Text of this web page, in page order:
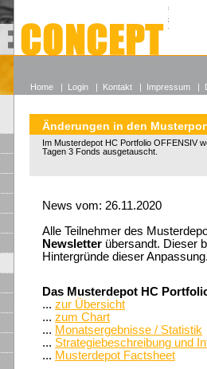
Alle
Wieso
Änderungen in den
Im Musterdepot HC Portfolio OFFENSIV
Tagen 3 Fonds ausgetauscht.
News vom: 26.11.2020
Alle Teilnehmer des
Newsletter übersandt. Dieser
Hintergründe dieser
Das Musterdepot HC
... zur Übersicht
... zum Chart
... Monatsergebnisse / Statistik
... Strategiebeschreibung und
... Musterdepot Factsheet
Home | Login | Kontakt | Impressum |